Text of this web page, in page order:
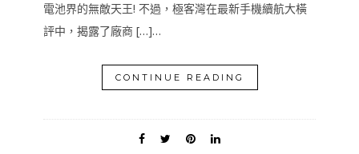
電池界的無敵天王! 不過，極客灣在最新手機續航大橫
評中，揭露了廠商 […]…
CONTINUE READING